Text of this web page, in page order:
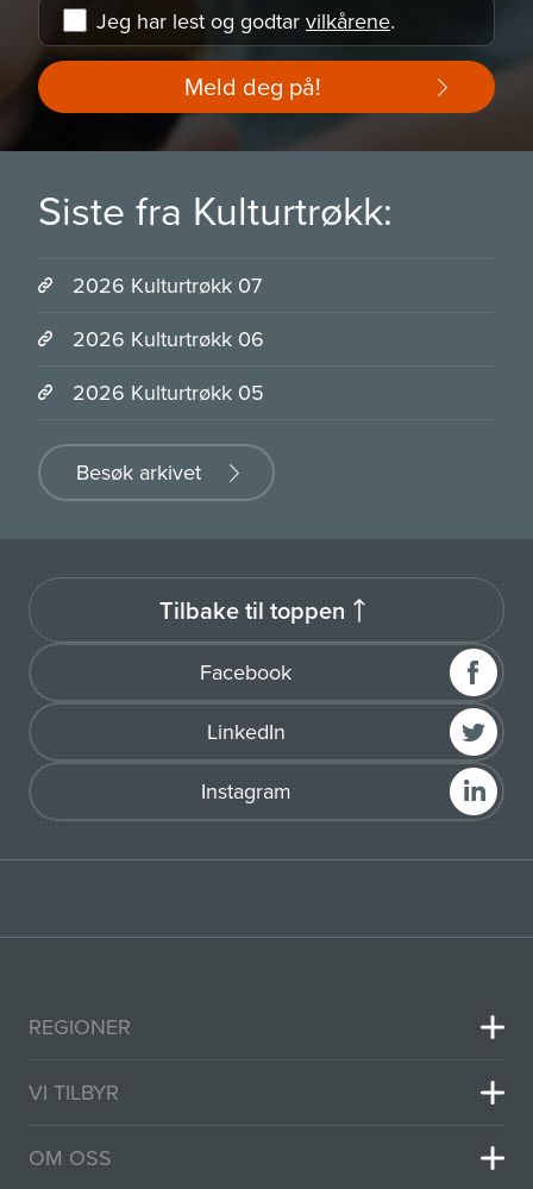
Jeg har lest og godtar vilkårene.
Meld deg på!
Siste fra Kulturtrøkk:
2026 Kulturtrøkk 07
2026 Kulturtrøkk 06
2026 Kulturtrøkk 05
Besøk arkivet
Facebook
LinkedIn
Instagram
Tilbake til toppen
REGIONER
VI TILBYR
OM OSS